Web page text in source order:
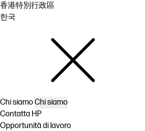
香港特別行政區
한국
Chi siamoChi siamo
Contatta HP
Opportunità di lavoro